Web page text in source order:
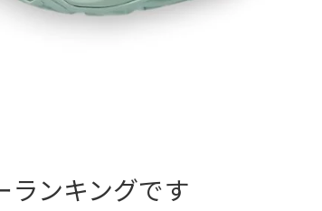
ランキングです